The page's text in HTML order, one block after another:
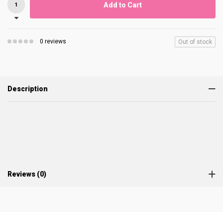
Add to Cart
0 reviews Out of stock
Description
Reviews (0)